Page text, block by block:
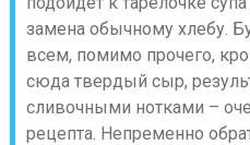
замена обычному хлебу.
всем, помимо прочего,
сюда твердый сыр,
сливочными нотками –
рецепта. Непременно